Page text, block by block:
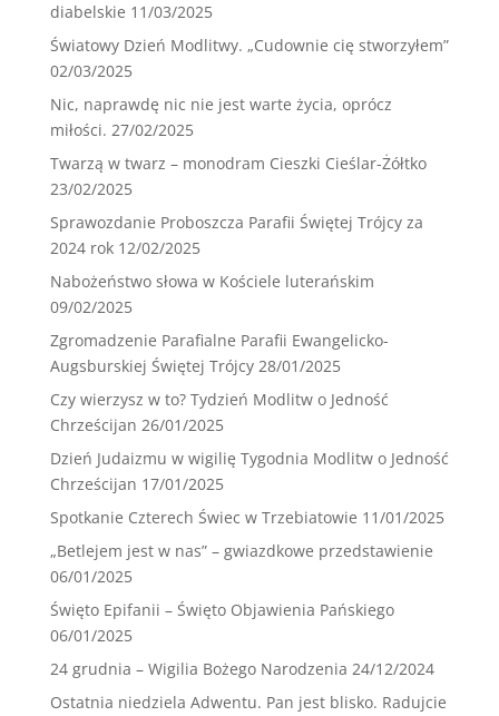
diabelskie 11/03/2025
Światowy Dzień Modlitwy. „Cudownie cię stworzyłem”
02/03/2025
Nic, naprawdę nic nie jest warte życia, oprócz
miłości. 27/02/2025
Twarzą w twarz – monodram Cieszki Cieślar-Żółtko
23/02/2025
Sprawozdanie Proboszcza Parafii Świętej Trójcy za
2024 rok 12/02/2025
Nabożeństwo słowa w Kościele luterańskim
09/02/2025
Zgromadzenie Parafialne Parafii Ewangelicko-
Augsburskiej Świętej Trójcy 28/01/2025
Czy wierzysz w to? Tydzień Modlitw o Jedność
Chrześcijan 26/01/2025
Dzień Judaizmu w wigilię Tygodnia Modlitw o Jedność
Chrześcijan 17/01/2025
Spotkanie Czterech Świec w Trzebiatowie 11/01/2025
„Betlejem jest w nas” – gwiazdkowe przedstawienie
06/01/2025
Święto Epifanii – Święto Objawienia Pańskiego
06/01/2025
24 grudnia – Wigilia Bożego Narodzenia 24/12/2024
Ostatnia niedziela Adwentu. Pan jest blisko. Radujcie